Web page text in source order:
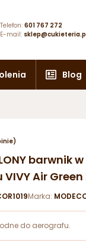
Telefon: 601 767 272
E-mail:
Blog
barwnik
Air
Marka:
do aerografu.